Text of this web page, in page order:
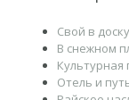
Свой в доску
В снежном
Культурная
Отель и